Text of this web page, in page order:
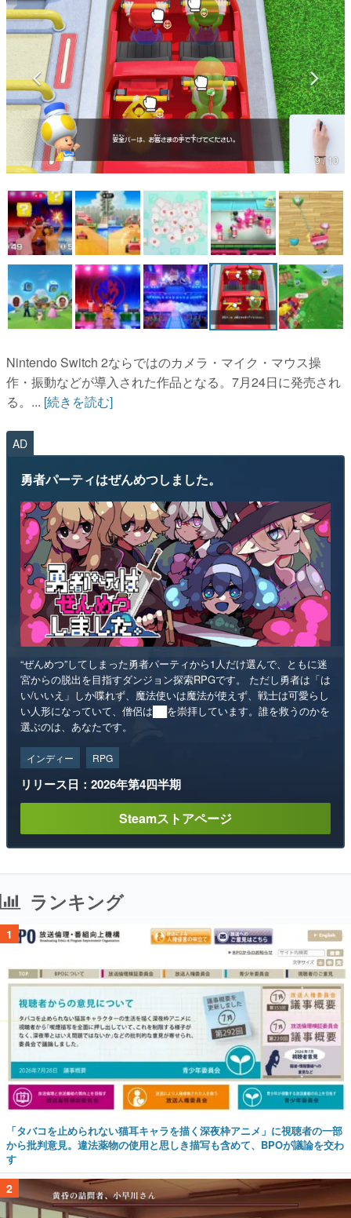
具体的な形から解き明かしていく、硬派で骨太な評論連載
です。
ゲームが変えた日本語
「経験値」「裏技」「ラスボス」… ゲームにまつわる言葉
の起源や用法の変遷を、コンピューター文化史研究家・タ
イニーP氏が徹底調査。
カテゴリ
特集記事
マンガ
女性向け
アプリレビュー
その他
電ファミニコゲーマーとは？
9 / 10
Nintendo Switch 2ならではのカメラ・マイク・マウス操
作・振動などが導入された作品となる。7月24日に発売され
る。... [続きを読む]
AD
勇者パーティはぜんめつしました。
“ぜんめつ”してしまった勇者パーティから1人だけ選んで、ともに迷
宮からの脱出を目指すダンジョン探索RPGです。 ただし勇者は「は
い/いいえ」しか喋れず、魔法使いは魔法が使えず、戦士は可愛らし
い人形になっていて、僧侶は██を崇拝しています。誰を救うのかを
選ぶのは、あなたです。
インディー RPG
リリース日：2026年第4四半期
Steamストアページ
ランキング
1
「タバコを止められない猫耳キャラを描く深夜枠アニメ」に視聴者の一部
から批判意見。違法薬物の使用と思しき描写も含めて、BPOが議論を交わ
す
2